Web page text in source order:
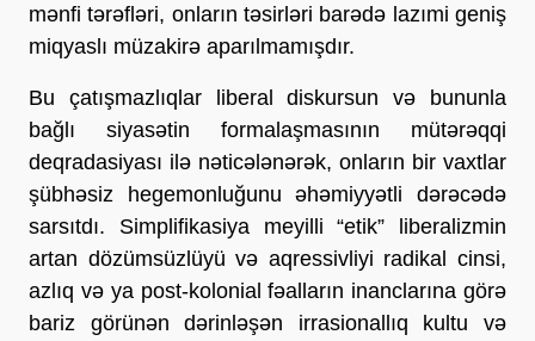
mənfi tərəfləri, onların təsirləri barədə lazımi geniş
miqyaslı müzakirə aparılmamışdır.
Bu çatışmazlıqlar liberal diskursun və bununla
bağlı siyasətin formalaşmasının mütərəqqi
deqradasiyası ilə nəticələnərək, onların bir vaxtlar
şübhəsiz hegemonluğunu əhəmiyyətli dərəcədə
sarsıtdı. Simplifikasiya meyilli “etik” liberalizmin
artan dözümsüzlüyü və aqressivliyi radikal cinsi,
azlıq və ya post-kolonial fəalların inanclarına görə
bariz görünən dərinləşən irrasionallıq kultu və